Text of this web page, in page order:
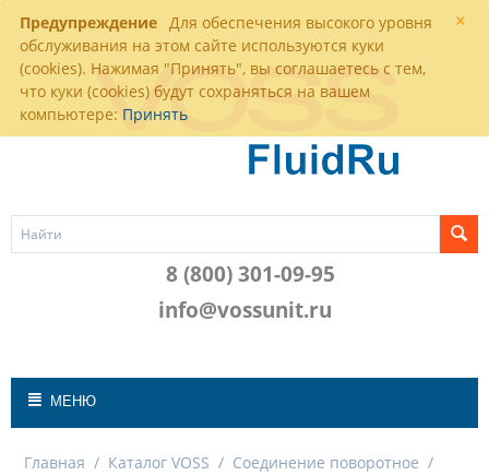
×
Предупреждение Для обеспечения высокого уровня
обслуживания на этом сайте используются куки
(cookies). Нажимая "Принять", вы соглашаетесь с тем,
что куки (cookies) будут сохраняться на вашем
компьютере: Принять
8 (800) 301-09-95
info@vossunit.ru
МЕНЮ
Главная / Каталог VOSS / Соединение поворотное /